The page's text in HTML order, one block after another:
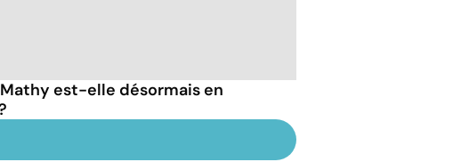
est-elle désormais en